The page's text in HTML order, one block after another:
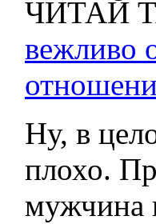
ЧИТАЙ
вежливо
Ну, в
плохо.
мужчина